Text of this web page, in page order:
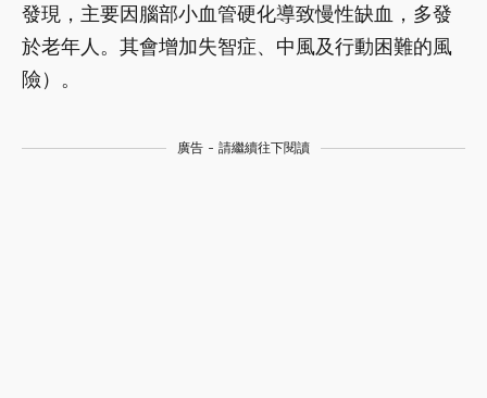
發現，主要因腦部小血管硬化導致慢性缺血，多發
於老年人。其會增加失智症、中風及行動困難的風
險）。
廣告 - 請繼續往下閱讀